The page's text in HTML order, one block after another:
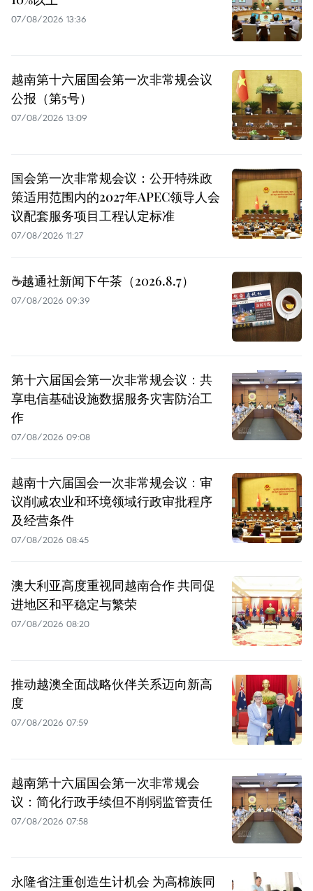
07/08/2026 13:36
越南第十六届国会第一次非常规会议
公报（第5号）
07/08/2026 13:09
国会第一次非常规会议：公开特殊政
策适用范围内的2027年APEC领导人会
议配套服务项目工程认定标准
07/08/2026 11:27
☕️越通社新闻下午茶（2026.8.7）
07/08/2026 09:39
第十六届国会第一次非常规会议：共
享电信基础设施数据服务灾害防治工
作
07/08/2026 09:08
越南十六届国会一次非常规会议：审
议削减农业和环境领域行政审批程序
及经营条件
07/08/2026 08:45
澳大利亚高度重视同越南合作 共同促
进地区和平稳定与繁荣
07/08/2026 08:20
推动越澳全面战略伙伴关系迈向新高
度
07/08/2026 07:59
越南第十六届国会第一次非常规会
议：简化行政手续但不削弱监管责任
07/08/2026 07:58
永隆省注重创造生计机会 为高棉族同